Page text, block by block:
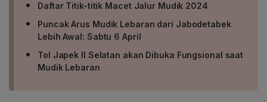
Daftar Titik-titik Macet Jalur Mudik 2024
Puncak Arus Mudik Lebaran dari Jabodetabek
Lebih Awal: Sabtu 6 April
Tol Japek II Selatan akan Dibuka Fungsional saat
Mudik Lebaran